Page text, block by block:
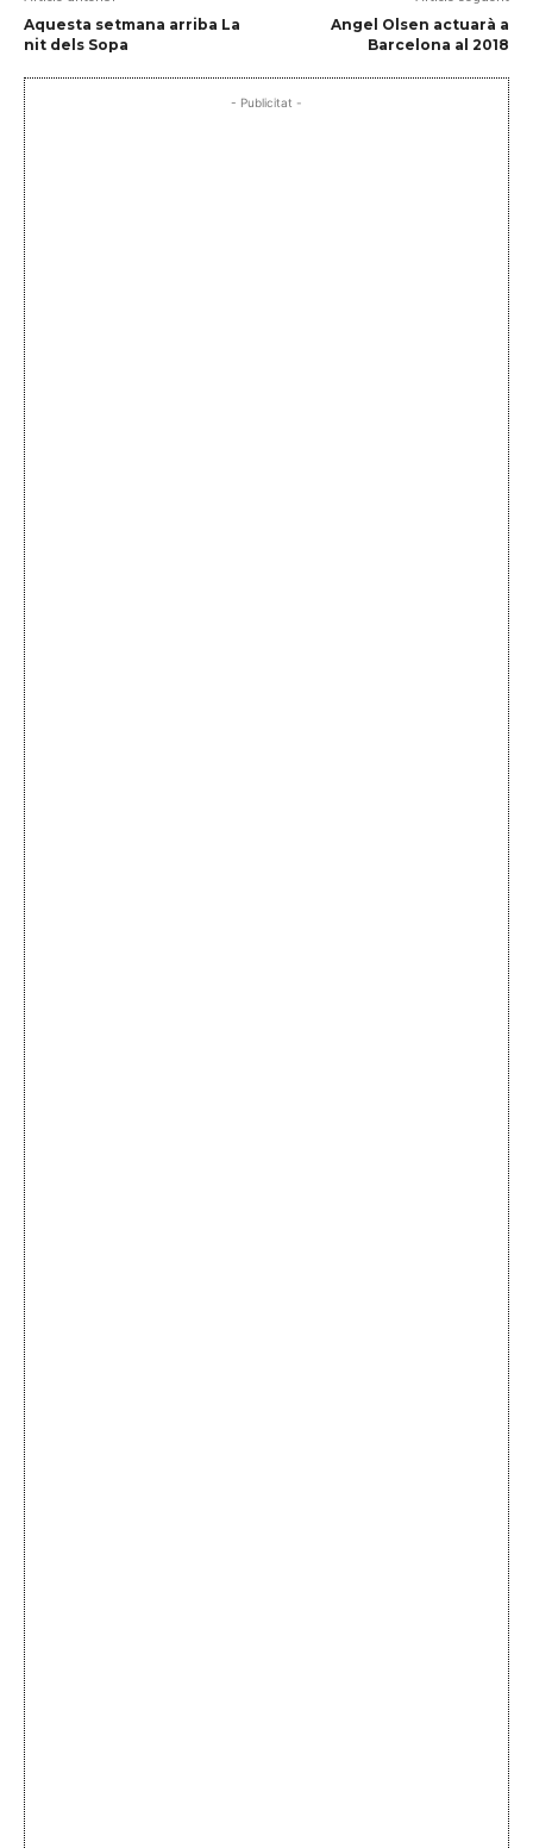
Aquesta setmana arriba La
nit dels Sopa
Angel Olsen actuarà a
Barcelona al 2018
- Publicitat -